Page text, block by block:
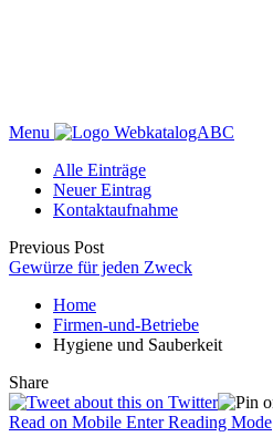
Menu
WebkatalogABC
Alle Einträge
Neuer Eintrag
Kontaktaufnahme
Previous Post
Gewürze für jeden Zweck
Home
Firmen-und-Betriebe
Hygiene und Sauberkeit
Share
Read on Mobile Enter Reading Mode